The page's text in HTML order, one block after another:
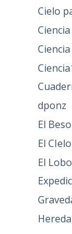
Cielo
dponz
El
El
El